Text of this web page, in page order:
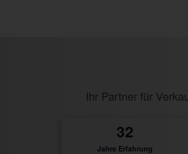
Ihr Partner für
0
Jahre Erfahrung